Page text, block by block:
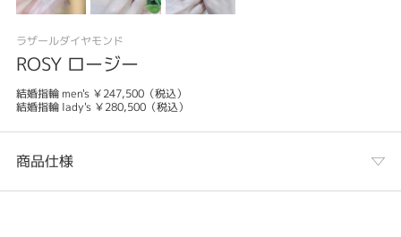
ラザールダイヤモンド
ROSY ロージー
結婚指輪 men's ￥247,500（税込）
結婚指輪 lady's ￥280,500（税込）
商品仕様